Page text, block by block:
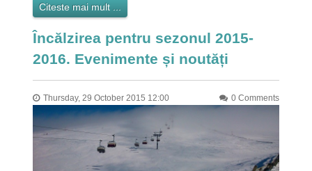
Citeste mai mult ...
Încălzirea pentru sezonul 2015-
2016. Evenimente și noutăți
Thursday, 29 October 2015 12:00 0 Comments